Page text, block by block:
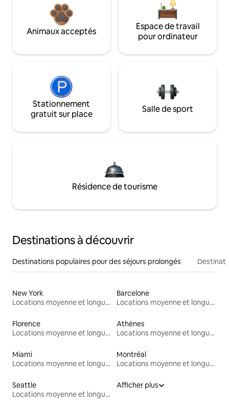
Animaux acceptés
Espace de travail
pour ordinateur
Stationnement
gratuit sur place
Salle de sport
Résidence de tourisme
Destinations à découvrir
Destinations populaires pour des séjours prolongés
New York
Locations moyenne et longue durée
Barcelone
Locations moyenne et longue durée
Florence
Locations moyenne et longue durée
Athènes
Locations moyenne et longue durée
Miami
Locations moyenne et longue durée
Montréal
Locations moyenne et longue durée
Seattle
Locations moyenne et longue durée
Afficher plus